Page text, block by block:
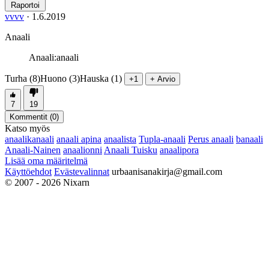
Raportoi
vvvv · 1.6.2019
Anaali
Anaali:anaali
Turha (8)Huono (3)Hauska (1) +1 + Arvio
7
19
Kommentit (0)
Katso myös
anaalikanaali anaali apina anaalista Tupla-anaali Perus anaali banaali
Anaali-Nainen anaalionni Anaali Tuisku anaalipora
Lisää oma määritelmä
Käyttöehdot Evästevalinnat urbaanisanakirja@gmail.com
© 2007 - 2026 Nixarn